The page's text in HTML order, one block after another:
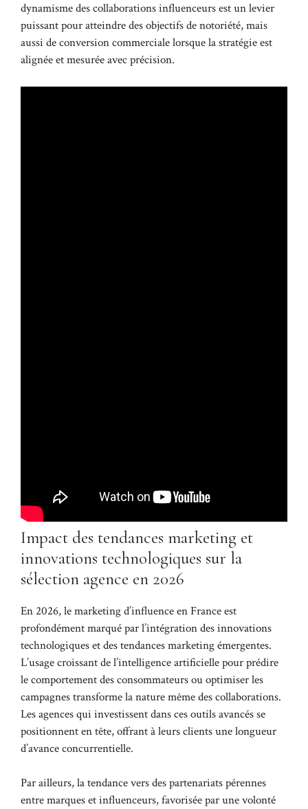
dynamisme des collaborations influenceurs est un levier
puissant pour atteindre des objectifs de notoriété, mais
aussi de conversion commerciale lorsque la stratégie est
alignée et mesurée avec précision.
Impact des tendances marketing et
innovations technologiques sur la
sélection agence en 2026
En 2026, le marketing d’influence en France est
profondément marqué par l’intégration des innovations
technologiques et des tendances marketing émergentes.
L’usage croissant de l’intelligence artificielle pour prédire
le comportement des consommateurs ou optimiser les
campagnes transforme la nature même des collaborations.
Les agences qui investissent dans ces outils avancés se
positionnent en tête, offrant à leurs clients une longueur
d’avance concurrentielle.
Par ailleurs, la tendance vers des partenariats pérennes
entre marques et influenceurs, favorisée par une volonté